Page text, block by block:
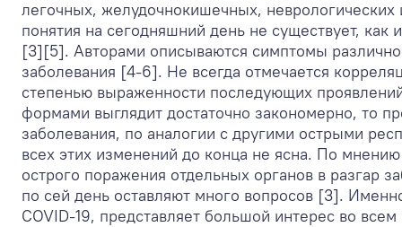
легочных, желудочнокишечных,
понятия на сегодняшний день не существует,
[3][5]. Авторами описываются симптомы
заболевания [4-6]. Не всегда отмечается
степенью выраженности последующих
формами выглядит достаточно закономерно, то
заболевания, по аналогии с другими острыми
всех этих изменений до конца не ясна. По
острого поражения отдельных органов в разгар
по сей день оставляют много вопросов [3].
COVID-19, представляет большой интерес во